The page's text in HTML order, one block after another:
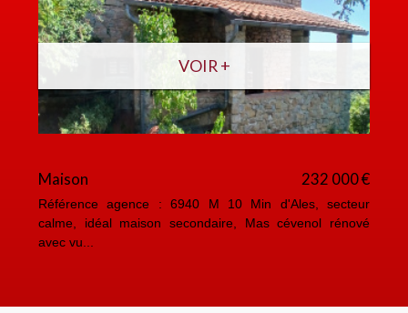
VOIR +
Maison 232 000 €
Référence agence : 6940 M 10 Min d'Ales, secteur
calme, idéal maison secondaire, Mas cévenol rénové
avec vu...